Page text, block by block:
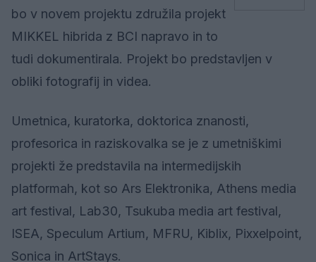
bo v novem projektu združila projekt
MIKKEL hibrida z BCI napravo in to
tudi dokumentirala. Projekt bo predstavljen v
obliki fotografij in videa.
Umetnica, kuratorka, doktorica znanosti,
profesorica in raziskovalka se je z umetniškimi
projekti že predstavila na intermedijskih
platformah, kot so Ars Elektronika, Athens media
art festival, Lab30, Tsukuba media art festival,
ISEA, Speculum Artium, MFRU, Kiblix, Pixxelpoint,
Sonica in ArtStays.